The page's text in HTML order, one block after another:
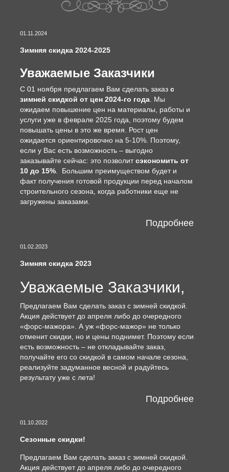
01.11.2024
Зимняя скидка 2024-2025
Уважаемые Заказчики
С 01 ноября предлагаем Вам сделать заказ с
зимней скидкой от цен 2024-го года . Мы
ожидаем повышение цен на материалы, работы и
услуги уже в феврале 2025 года, поэтому будем
повышать цены в это же время. Рост цен
ожидается ориентировочно на 5-10%. Поэтому,
если у Вас есть возможность – выгодно
заказывайте сейчас: это позволитсэкономить от
10 до 15% . Большим преимуществом будет и
факт получения готовой продукции перед началом
строительного сезона, когда работники еще не
загружены заказами.
Подробнее
01.02.2023
Зимняя скидка 2023
Уважаемые Заказчики,
Предлагаем Вам сделать заказ с зимней скидкой.
Акция действует до апреля либо до очередного
«форс-мажора». А уж «форс-мажор» не только
отменит скидки, но и цены поднимет. Поэтому если
есть возможность – не откладывайте заказ,
получайте его со скидкой в самом начале сезона,
реализуйте задуманное весной и радуйтесь
результату уже с лета!
Подробнее
01.10.2022
Сезонные скидки!
Предлагаем Вам сделать заказ с зимней скидкой.
Акция действует до апреля либо до очередного